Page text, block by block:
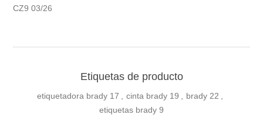
CZ9 03/26
Etiquetas de producto
etiquetadora brady 17 , cinta brady 19 , brady 22 ,
etiquetas brady 9